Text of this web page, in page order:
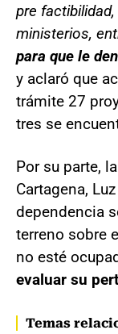
pre
ministerios,
para que le
y aclaró que
trámite 27
tres se
Por su parte,
Cartagena,
dependencia
terreno sobre
no esté
evaluar su
Temas